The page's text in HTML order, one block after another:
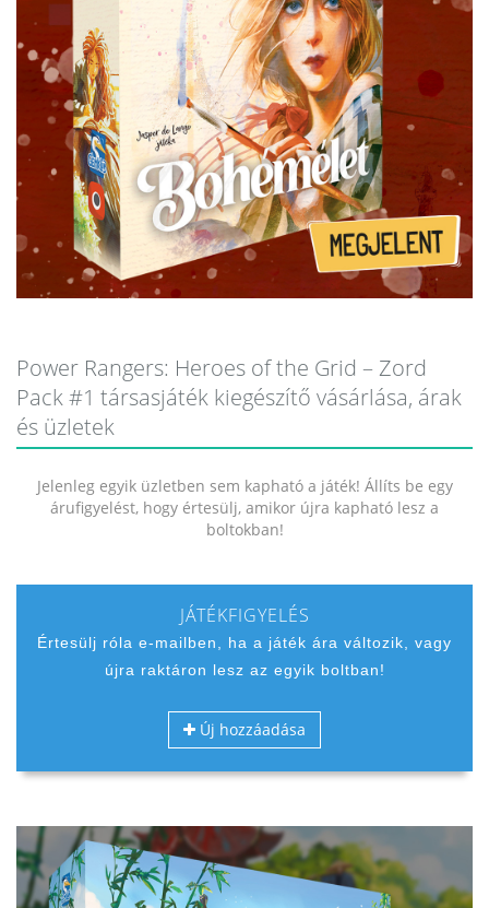
Power Rangers: Heroes of the Grid – Zord
Pack #1 társasjáték kiegészítő vásárlása, árak
és üzletek
Jelenleg egyik üzletben sem kapható a játék! Állíts be egy
árufigyelést, hogy értesülj, amikor újra kapható lesz a
boltokban!
JÁTÉKFIGYELÉS
Értesülj róla e-mailben, ha a játék ára változik, vagy
újra raktáron lesz az egyik boltban!
Új hozzáadása